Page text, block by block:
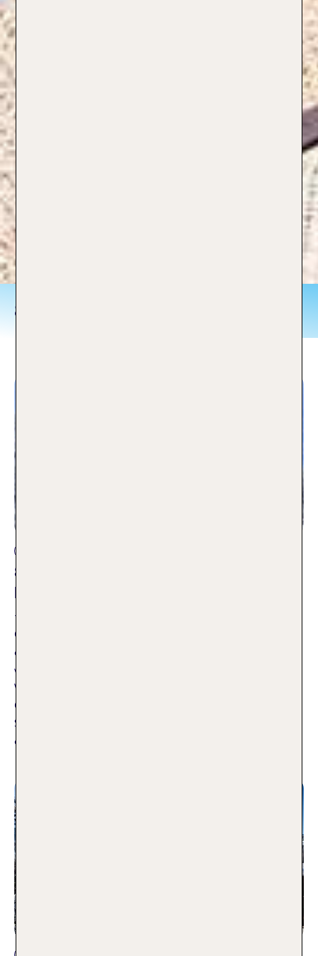
Skiurlaub
Ski-Lernmeister 2026: Das sind die
16.01.2026
Genau dafür gibt es Europas Skischulen: Dort machen
erfahrene Lehrer aus Vorsicht Selbstvertrauen und aus
wackeligen Schwüngen saubere Kurven – egal ob Kind,
Wiedereinsteiger oder ambitionierter Carver. In großen
Gebieten wie Les 3 Vallées begleiten dich sogar über 30
Skischulen auf insgesamt 600 Pistenkilometern. Klingt nach
einer großen Auswahl –